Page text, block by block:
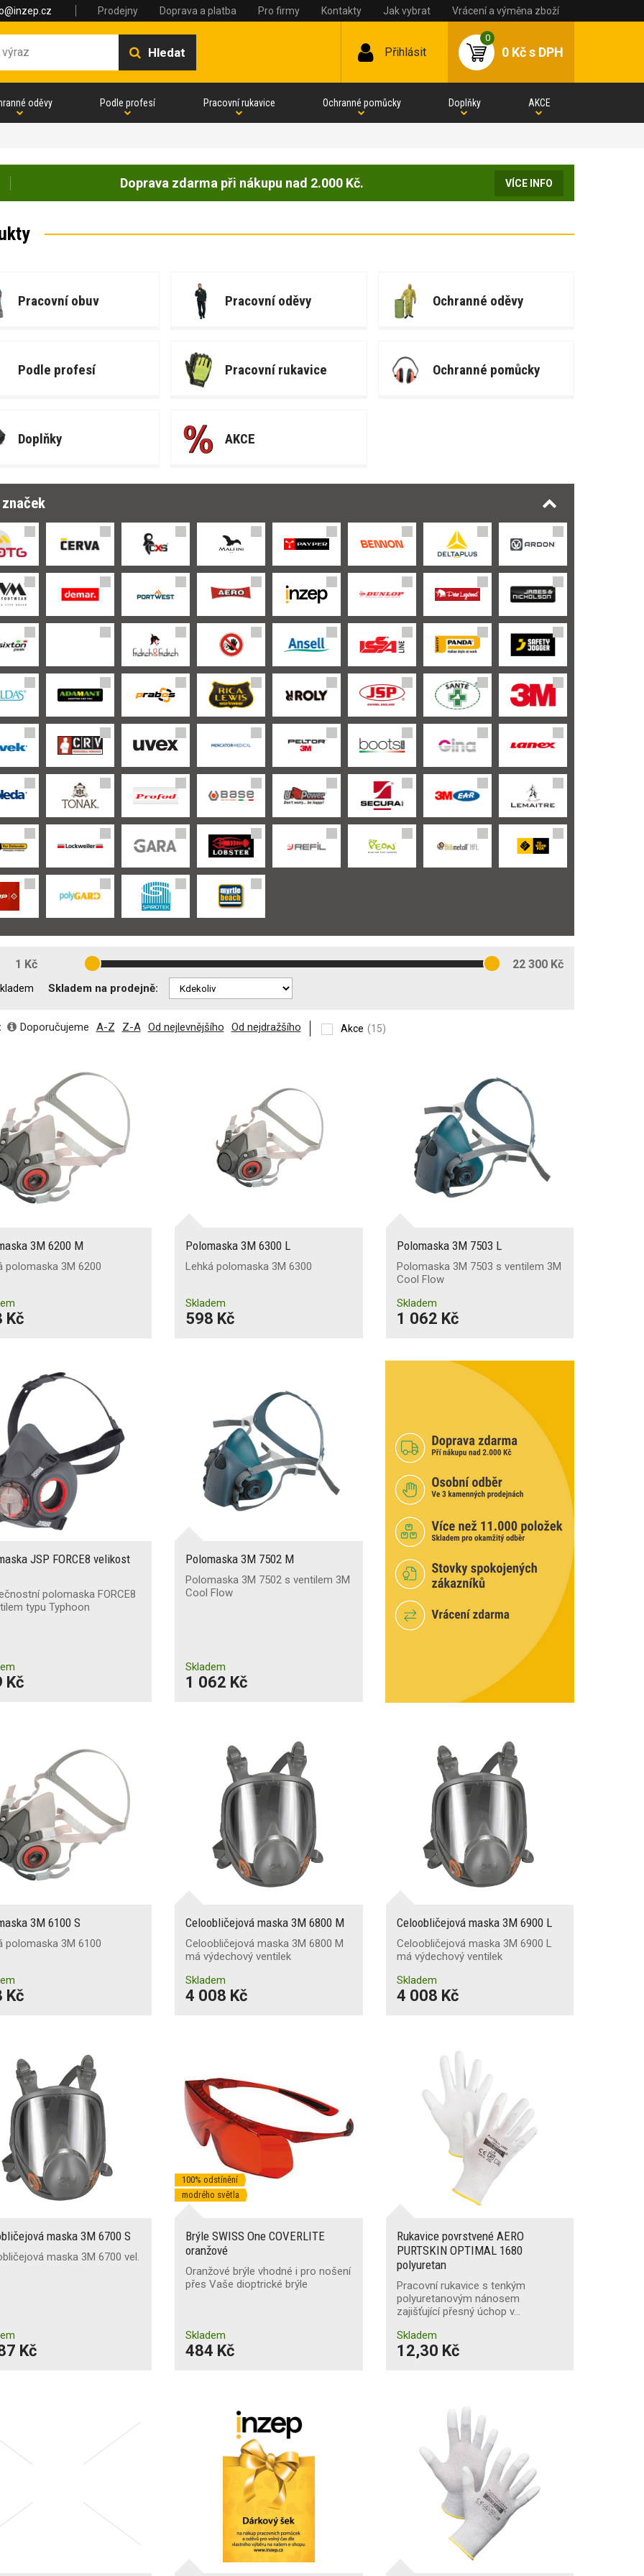
Prodejny Doprava a platba Pro firmy Kontakty Jak vybrat Vrácení a výměna zboží
Hledat Přihlásit
0
0 Kčs DPH
oděvy Podle profesí Pracovní rukavice Ochranné pomůcky Doplňky AKCE
Doprava zdarma při nákupu nad 2.000 Kč. VÍCE INFO
Pracovní obuv Pracovní oděvy Ochranné oděvy
Podle profesí Pracovní rukavice Ochranné pomůcky
Doplňky AKCE
1 Kč 22 300 Kč
Skladem na prodejně:
Doporučujeme A-Z Z-A Od nejlevnějšího Od nejdražšího Akce (15)
3M 6200 M
polomaska 3M 6200
Kč
Polomaska 3M 6300 L
Lehká polomaska 3M 6300
Skladem
598 Kč
Polomaska 3M 7503 L
Polomaska 3M 7503 s ventilem 3M
Cool Flow
Skladem
1 062 Kč
JSP FORCE8 velikost
polomaska FORCE8
typu Typhoon
Kč
Polomaska 3M 7502 M
Polomaska 3M 7502 s ventilem 3M
Cool Flow
Skladem
1 062 Kč
3M 6100 S
polomaska 3M 6100
Kč
Celoobličejová maska 3M 6800 M
Celoobličejová maska 3M 6800 M
má výdechový ventilek
Skladem
4 008 Kč
Celoobličejová maska 3M 6900 L
Celoobličejová maska 3M 6900 L
má výdechový ventilek
Skladem
4 008 Kč
maska 3M 6700 S
maska 3M 6700 vel.
Kč
100% odstínění
modrého světla
Brýle SWISS One COVERLITE
oranžové
Oranžové brýle vhodné i pro nošení
přes Vaše dioptrické brýle
Skladem
484 Kč
Rukavice povrstvené AERO
PURTSKIN OPTIMAL 1680
polyuretan
Pracovní rukavice s tenkým
polyuretanovým nánosem
zajišťující přesný úchop v…
Skladem
12,30 Kč